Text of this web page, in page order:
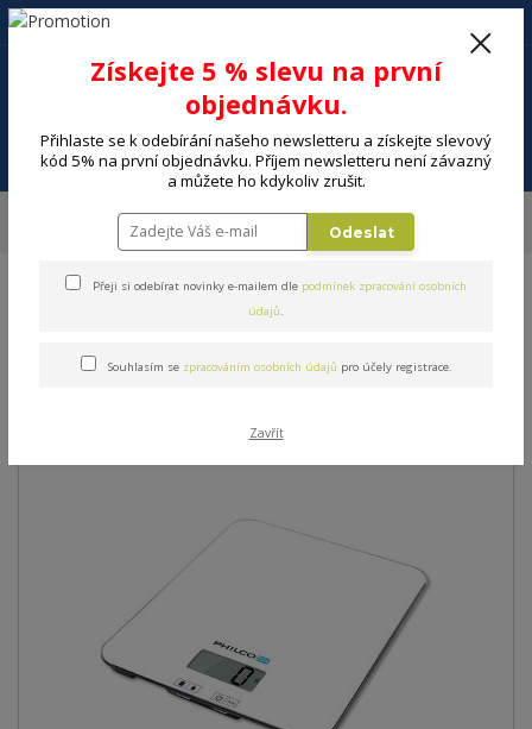
Menu
+420 602 494 600
Váha kuchyňská PHILCO PHKS 4510
Váha kuchyňská PHILCO
PHKS 4510
Získejte 5 % slevu na první
objednávku.
Přihlaste se k odebírání našeho newsletteru a získejte slevový
kód 5% na první objednávku. Příjem newsletteru není závazný
a můžete ho kdykoliv zrušit.
Odeslat
Přeji si odebírat novinky e-mailem dle podmínek zpracování osobních
údajů.
Souhlasím se zpracováním osobních údajů pro účely registrace.
Zavřít